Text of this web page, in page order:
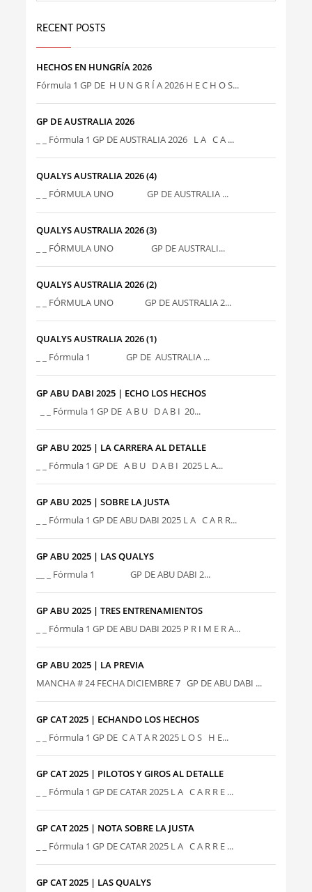
RECENT POSTS
HECHOS EN HUNGRÍA 2026
Fórmula 1 GP DE H U N G R Í A 2026 H E C H O S...
GP DE AUSTRALIA 2026
_ _ Fórmula 1 GP DE AUSTRALIA 2026 L A C A ...
QUALYS AUSTRALIA 2026 (4)
_ _ FÓRMULA UNO GP DE AUSTRALIA ...
QUALYS AUSTRALIA 2026 (3)
_ _ FÓRMULA UNO GP DE AUSTRALI...
QUALYS AUSTRALIA 2026 (2)
_ _ FÓRMULA UNO GP DE AUSTRALIA 2...
QUALYS AUSTRALIA 2026 (1)
_ _ Fórmula 1 GP DE AUSTRALIA ...
GP ABU DABI 2025 | ECHO LOS HECHOS
_ _ Fórmula 1 GP DE A B U D A B I 20...
GP ABU 2025 | LA CARRERA AL DETALLE
_ _ Fórmula 1 GP DE A B U D A B I 2025 L A...
GP ABU 2025 | SOBRE LA JUSTA
_ _ Fórmula 1 GP DE ABU DABI 2025 L A C A R R...
GP ABU 2025 | LAS QUALYS
__ _ Fórmula 1 GP DE ABU DABI 2...
GP ABU 2025 | TRES ENTRENAMIENTOS
_ _ Fórmula 1 GP DE ABU DABI 2025 P R I M E R A...
GP ABU 2025 | LA PREVIA
MANCHA # 24 FECHA DICIEMBRE 7 GP DE ABU DABI ...
GP CAT 2025 | ECHANDO LOS HECHOS
_ _ Fórmula 1 GP DE C A T A R 2025 L O S H E...
GP CAT 2025 | PILOTOS Y GIROS AL DETALLE
_ _ Fórmula 1 GP DE CATAR 2025 L A C A R R E ...
GP CAT 2025 | NOTA SOBRE LA JUSTA
_ _ Fórmula 1 GP DE CATAR 2025 L A C A R R E ...
GP CAT 2025 | LAS QUALYS